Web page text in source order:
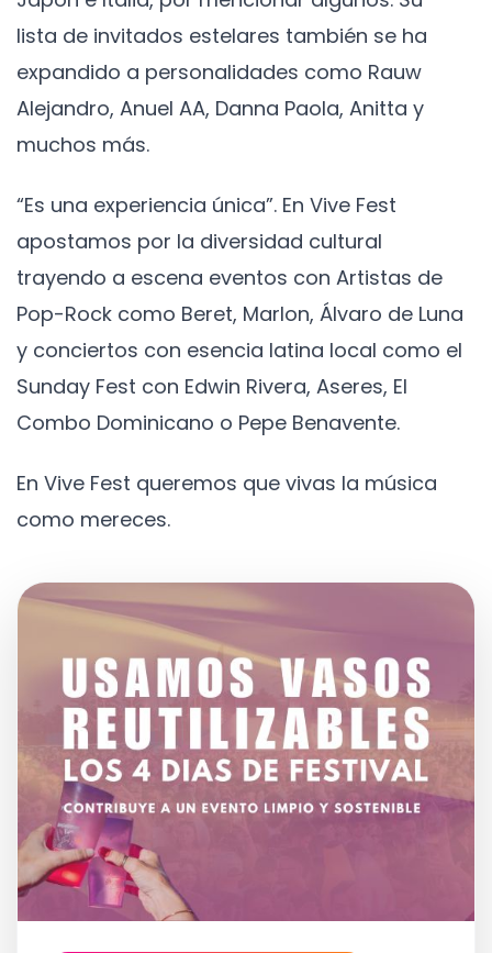
lista de invitados estelares también se ha
expandido a personalidades como Rauw
Alejandro, Anuel AA, Danna Paola, Anitta y
muchos más.
“Es una experiencia única”. En Vive Fest
apostamos por la diversidad cultural
trayendo a escena eventos con Artistas de
Pop-Rock como Beret, Marlon, Álvaro de Luna
y conciertos con esencia latina local como el
Sunday Fest con Edwin Rivera, Aseres, El
Combo Dominicano o Pepe Benavente.
En Vive Fest queremos que vivas la música
como mereces.